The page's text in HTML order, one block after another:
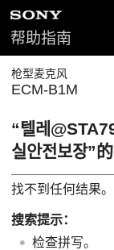
帮助指南
枪型麦克风
ECM-B1M
“텔레
실안전보장”
找不到任何结果。
搜索提示：
检查拼写。